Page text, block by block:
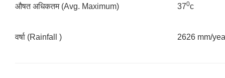
‌औषत अधिकतम (Avg. Maximum) 370c
वर्षा (Rainfall ) 2626 mm/